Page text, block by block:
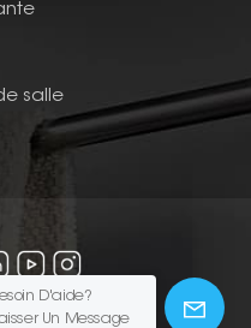
salle
D'aide?
Un Message